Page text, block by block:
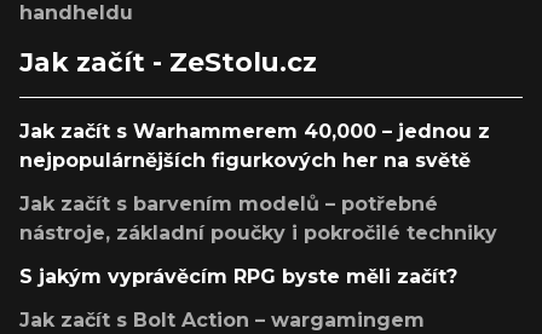
handheldu
Jak začít - ZeStolu.cz
Jak začít s Warhammerem 40,000 – jednou z
nejpopulárnějších figurkových her na světě
Jak začít s barvením modelů – potřebné
nástroje, základní poučky i pokročilé techniky
S jakým vyprávěcím RPG byste měli začít?
Jak začít s Bolt Action – wargamingem